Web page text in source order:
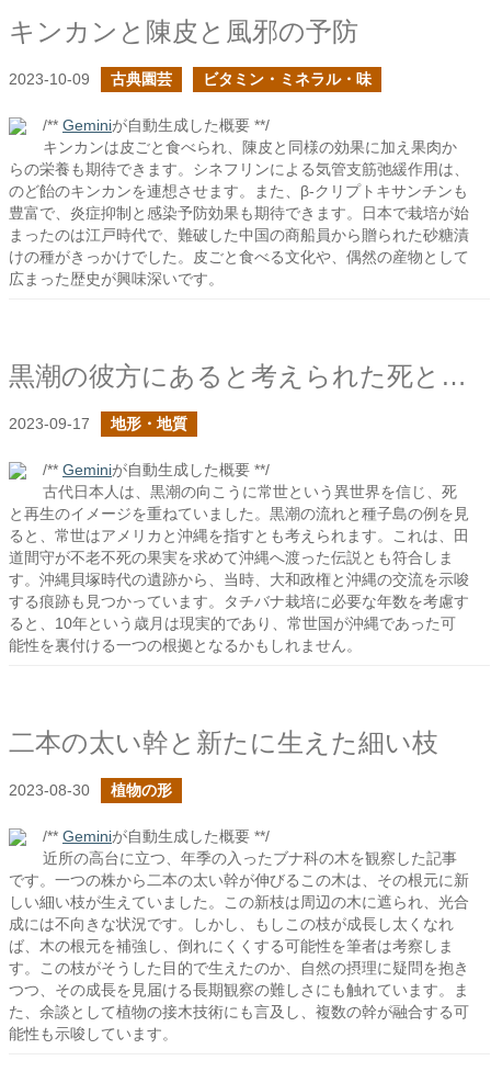
キンカンと陳皮と風邪の予防
2023-10-09 古典園芸 ビタミン・ミネラル・味
/** Geminiが自動生成した概要 **/
キンカンは皮ごと食べられ、陳皮と同様の効果に加え果肉か
らの栄養も期待できます。シネフリンによる気管支筋弛緩作用は、
のど飴のキンカンを連想させます。また、β-クリプトキサンチンも
豊富で、炎症抑制と感染予防効果も期待できます。日本で栽培が始
まったのは江戸時代で、難破した中国の商船員から贈られた砂糖漬
けの種がきっかけでした。皮ごと食べる文化や、偶然の産物として
広まった歴史が興味深いです。
黒潮の彼方にあると考えられた死と再生の異郷「常世」
2023-09-17 地形・地質
/** Geminiが自動生成した概要 **/
古代日本人は、黒潮の向こうに常世という異世界を信じ、死
と再生のイメージを重ねていました。黒潮の流れと種子島の例を見
ると、常世はアメリカと沖縄を指すとも考えられます。これは、田
道間守が不老不死の果実を求めて沖縄へ渡った伝説とも符合しま
す。沖縄貝塚時代の遺跡から、当時、大和政権と沖縄の交流を示唆
する痕跡も見つかっています。タチバナ栽培に必要な年数を考慮す
ると、10年という歳月は現実的であり、常世国が沖縄であった可
能性を裏付ける一つの根拠となるかもしれません。
二本の太い幹と新たに生えた細い枝
2023-08-30 植物の形
/** Geminiが自動生成した概要 **/
近所の高台に立つ、年季の入ったブナ科の木を観察した記事
です。一つの株から二本の太い幹が伸びるこの木は、その根元に新
しい細い枝が生えていました。この新枝は周辺の木に遮られ、光合
成には不向きな状況です。しかし、もしこの枝が成長し太くなれ
ば、木の根元を補強し、倒れにくくする可能性を筆者は考察しま
す。この枝がそうした目的で生えたのか、自然の摂理に疑問を抱き
つつ、その成長を見届ける長期観察の難しさにも触れています。ま
た、余談として植物の接木技術にも言及し、複数の幹が融合する可
能性も示唆しています。